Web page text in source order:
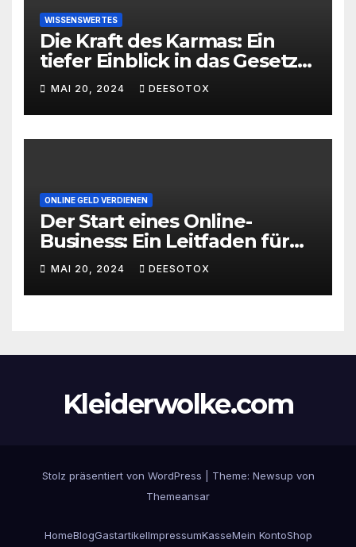
WISSENSWERTES
Die Kraft des Karmas: Ein
tiefer Einblick in das Gesetz
von Ursache und Wirkung
MAI 20, 2024 DEESOTOX
ONLINE GELD VERDIENEN
Der Start eines Online-
Business: Ein Leitfaden für
den erfolgreichen Einstieg
MAI 20, 2024 DEESOTOX
Kleiderwolke.com
Stolz präsentiert von WordPress Theme: Newsup von
Themeansar
HomeBlogGastartikelImpressumKasseMein KontoShop